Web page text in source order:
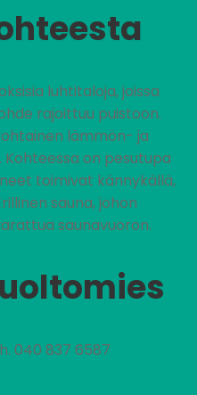
luhtitaloja, joissa
rajoittuu puistoon.
lämmön- ja
on pesutupa
toimivat kännykällä,
sauna, johon
saunavuoron.
040 837 6587